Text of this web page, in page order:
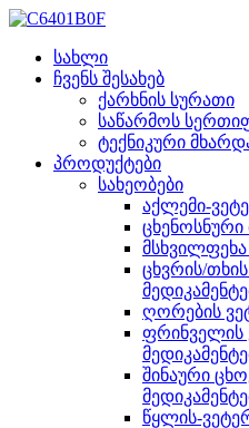
სახლი
ჩვენს შესახებ
ქარხნის სურათი
საწარმოს
ტექნიკური
პროდუქტები
სახეობები
აქლემი-
ცხენოსნური
მსხვილფეხა
ცხვრის/
ღორების
ფრინველის
შინაური
წყლის-